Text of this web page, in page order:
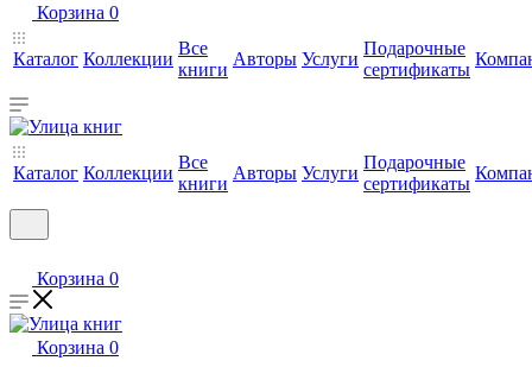
Корзина 0
Каталог Коллекции
Все
книги
Авторы Услуги
Подарочные
сертификаты
Каталог Коллекции
Все
книги
Авторы Услуги
Подарочные
сертификаты
Корзина 0
Корзина 0